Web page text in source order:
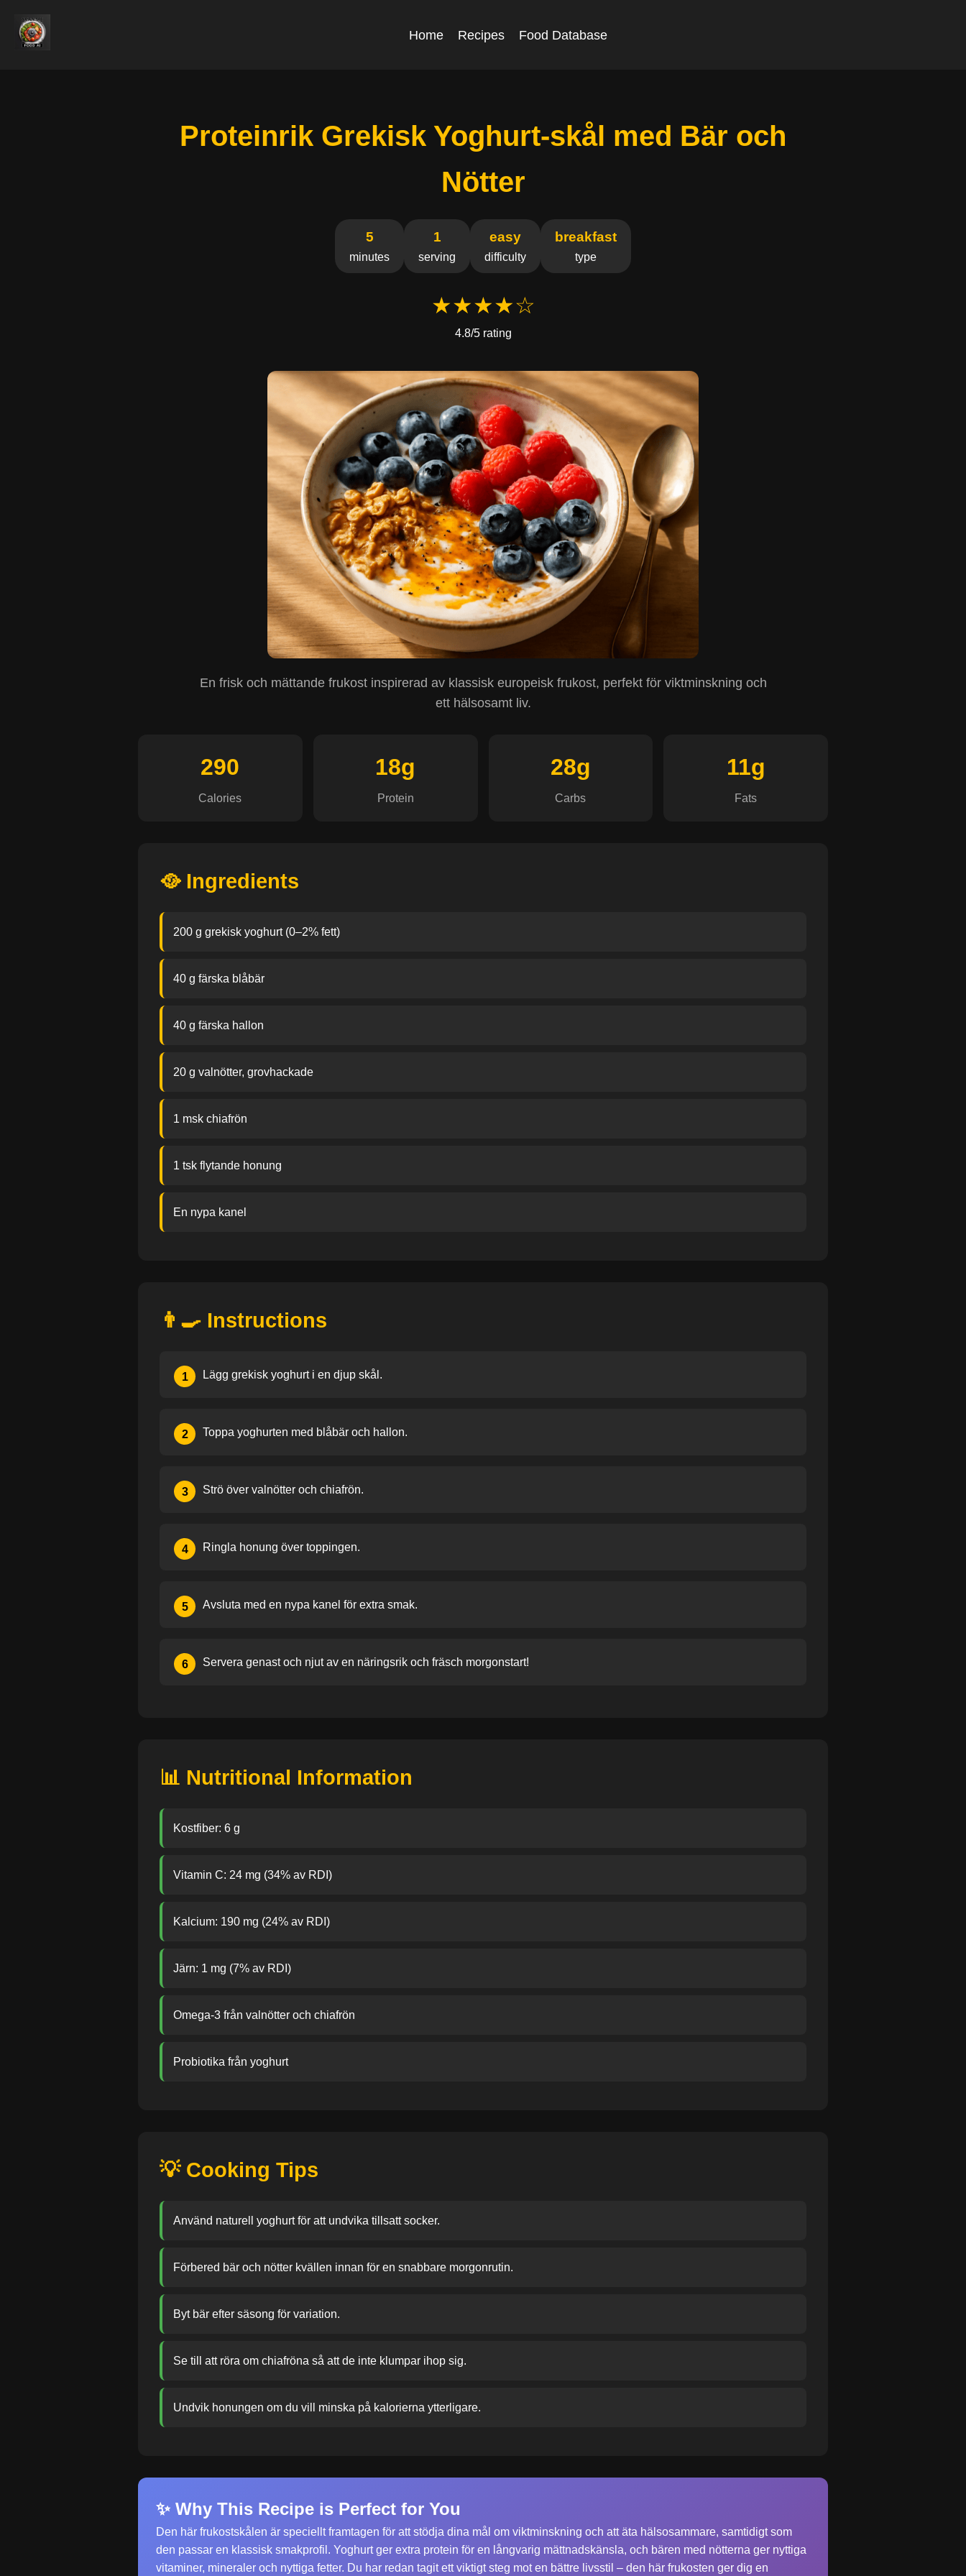
Home Recipes Food Database
Proteinrik Grekisk Yoghurt-skål med Bär och
Nötter
5
minutes
1
serving
easy
difficulty
breakfast
type
★★★★☆
4.8/5 rating
En frisk och mättande frukost inspirerad av klassisk europeisk frukost, perfekt för viktminskning och
ett hälsosamt liv.
290
Calories
18g
Protein
28g
Carbs
11g
Fats
🥘 Ingredients
200 g grekisk yoghurt (0–2% fett)
40 g färska blåbär
40 g färska hallon
20 g valnötter, grovhackade
1 msk chiafrön
1 tsk flytande honung
En nypa kanel
👨‍🍳 Instructions
1 Lägg grekisk yoghurt i en djup skål.
2 Toppa yoghurten med blåbär och hallon.
3 Strö över valnötter och chiafrön.
4 Ringla honung över toppingen.
5 Avsluta med en nypa kanel för extra smak.
6 Servera genast och njut av en näringsrik och fräsch morgonstart!
📊 Nutritional Information
Kostfiber: 6 g
Vitamin C: 24 mg (34% av RDI)
Kalcium: 190 mg (24% av RDI)
Järn: 1 mg (7% av RDI)
Omega-3 från valnötter och chiafrön
Probiotika från yoghurt
💡 Cooking Tips
Använd naturell yoghurt för att undvika tillsatt socker.
Förbered bär och nötter kvällen innan för en snabbare morgonrutin.
Byt bär efter säsong för variation.
Se till att röra om chiafröna så att de inte klumpar ihop sig.
Undvik honungen om du vill minska på kalorierna ytterligare.
✨ Why This Recipe is Perfect for You
Den här frukostskålen är speciellt framtagen för att stödja dina mål om viktminskning och att äta hälsosammare, samtidigt som
den passar en klassisk smakprofil. Yoghurt ger extra protein för en långvarig mättnadskänsla, och bären med nötterna ger nyttiga
vitaminer, mineraler och nyttiga fetter. Du har redan tagit ett viktigt steg mot en bättre livsstil – den här frukosten ger dig en